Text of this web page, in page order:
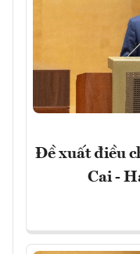
Đề xuất điều
Cai -